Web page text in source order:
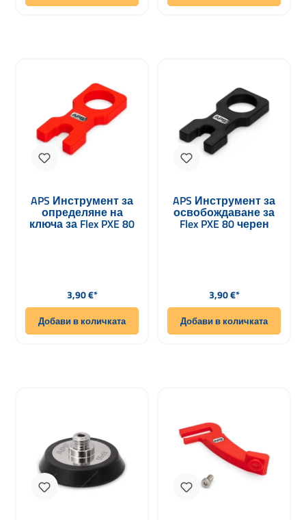
APS Инструмент за
определяне на
ключа за Flex PXE 80
Редовна цена:
3,90 €*
Добави в количката
APS Инструмент за
освобождаване за
Flex PXE 80 черен
Редовна цена:
3,90 €*
Добави в количката